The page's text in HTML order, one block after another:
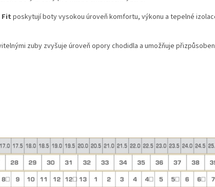
Fitposkytují boty vysokou úroveň komfortu, výkonu a tepelné
zuby zvyšuje úroveň opory chodidla a umožňuje